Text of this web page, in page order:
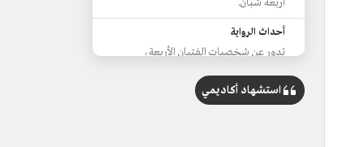
أربعة شبّان.
أحداث الرواية
تدور عن شخصيات الفتيان الأربعة،
مدينة خليجية صغيرة وهادئة إلى القاهرة
وحركتها وسرعة الحياة بها، والعادات
استشهاد أكاديمي